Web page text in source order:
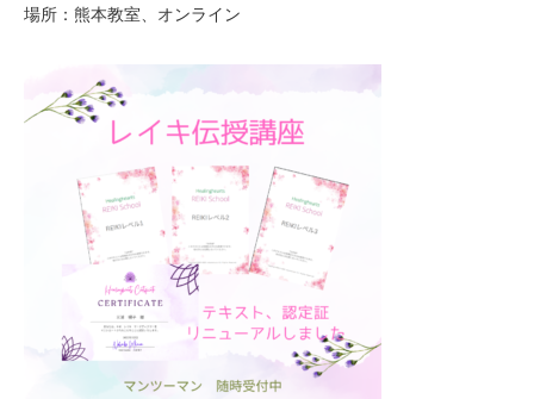
場所：熊本教室、オンライン